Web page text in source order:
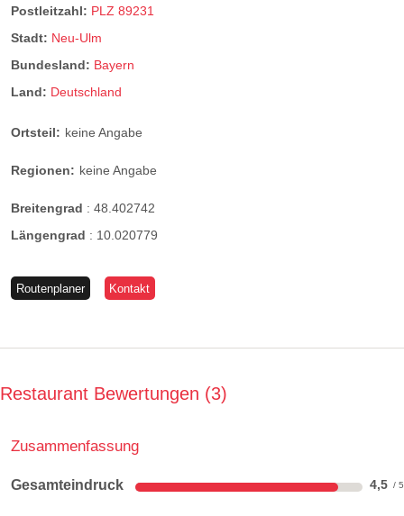
Postleitzahl: PLZ 89231
Stadt: Neu-Ulm
Bundesland: Bayern
Land: Deutschland
Ortsteil: keine Angabe
Regionen: keine Angabe
Breitengrad : 48.402742
Längengrad : 10.020779
Routenplaner Kontakt
Restaurant Bewertungen 3
Zusammenfassung
Gesamteindruck 4,5